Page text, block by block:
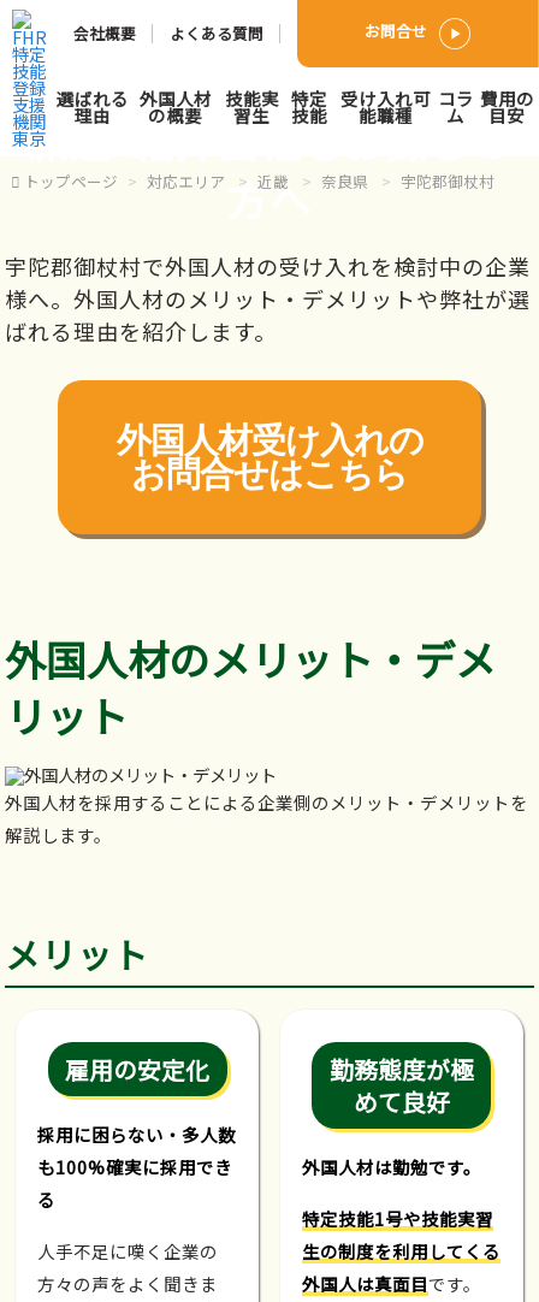
会社概要 よくある質問 お問合せ
選ばれる
理由
外国人材
の概要
技能実
習生
特定
技能
受け入れ可
能職種
コラ
ム
費用の
目安
宇陀郡御杖村で外国人人材
派遣･紹介会社をお探しの
方へ
トップページ 対応エリア 近畿 奈良県 宇陀郡御杖村
宇陀郡御杖村で外国人材の受け入れを検討中の企業
様へ。外国人材のメリット・デメリットや弊社が選
ばれる理由を紹介します。
外国人材受け入れの
お問合せはこちら
外国人材のメリット・デメ
リット
外国人材を採用することによる企業側のメリット・デメリットを
解説します。
メリット
雇用の安定化
採用に困らない・多人数
も100%確実に採用でき
る
人手不足に嘆く企業の
方々の声をよく聞きま
勤務態度が極
めて良好
外国人材は勤勉です。
特定技能1号や技能実習
生の制度を利用してくる
外国人は真面目です。